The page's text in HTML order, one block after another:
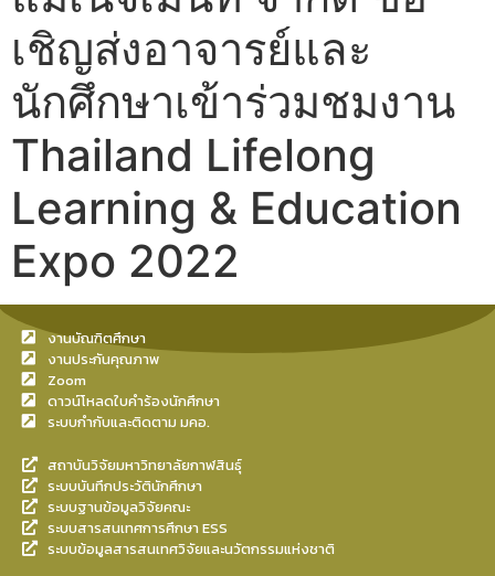
เชิญส่งอาจารย์และ
นักศึกษาเข้าร่วมชมงาน
Thailand Lifelong
Learning & Education
Expo 2022
งานบัณฑิตศึกษา
งานประกันคุณภาพ
Zoom
ดาวน์โหลดใบคำร้องนักศึกษา
ระบบกำกับและติดตาม มคอ.
สถาบันวิจัยมหาวิทยาลัยกาฬสินธุ์
ระบบบันทึกประวัตินักศึกษา
ระบบฐานข้อมูลวิจัยคณะ
ระบบสารสนเทศการศึกษา ESS
ระบบข้อมูลสารสนเทศวิจัยและนวัตกรรมแห่งชาติ